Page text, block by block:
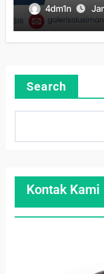
4dm1n
Search
Kontak Kami